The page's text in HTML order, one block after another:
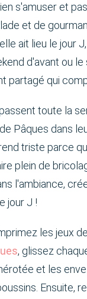
s'amuser et
et de
ait lieu le jour
d'avant ou le
partagé qui
toute la
Pâques dans
triste parce
plein de
l'ambiance,
jour J !
les jeux
, glissez
et les
Ensuite,